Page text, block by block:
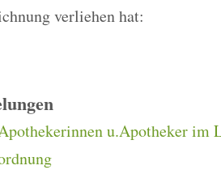
verliehen hat:
u.Apotheker im